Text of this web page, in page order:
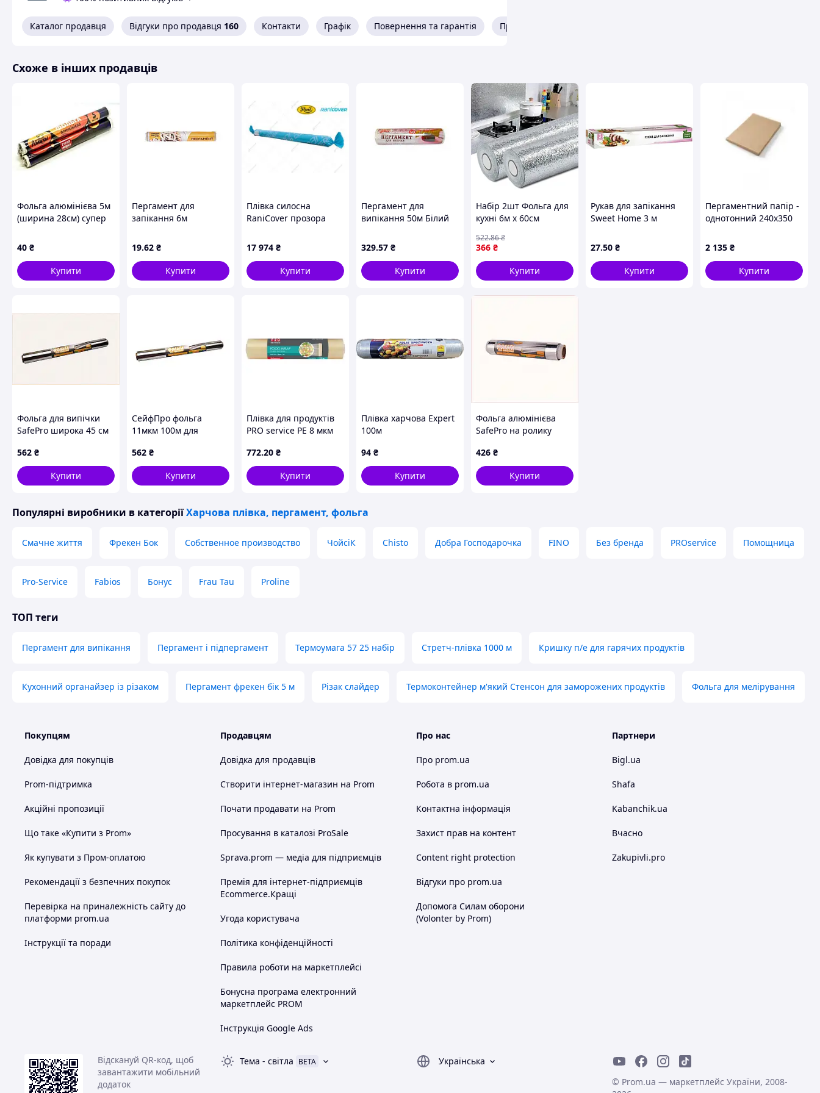
Каталог продавця Відгуки про продавця 160 Контакти Графік Повернення та гарантія Про продавця
Схоже в інших продавців
Фольга алюмінієва 5м
(ширина 28см) супер
40 ₴
Купити
Пергамент для
запікання 6м
втулки (ширина 28см)
ТМ Смачне Життя
19.62 ₴
Купити
Плівка силосна
RaniCover прозора
Артикул 14665
17 974 ₴
Купити
Пергамент для
випікання 50м Білий
ЗРУЧНІ ДРІБНИЦІ
329.57 ₴
Купити
Набір 2шт Фольга для
кухні 6м х 60см
стікер для захисту стін
і плити від жирових
бризок
366 ₴
522.86₴
Купити
Рукав для запікання
Sweet Home 3 м
27.50 ₴
Купити
Пергаментний папір -
однотонний 240x350
2 135 ₴
Купити
Фольга для випічки
SafePro широка 45 см
B163T380E
562 ₴
Купити
СейфПро фольга
11мкм 100м для
16M33ET80
562 ₴
Купити
Плівка для продуктів
PRO service PE 8 мкм
(4823071629644) MDR
772.20 ₴
Купити
Плівка харчова Expert
100м
94 ₴
Купити
Фольга алюмінієва
SafePro на ролику
(71004), 2KCB480943
426 ₴
Купити
Популярні виробники в категоріїХарчова плівка, пергамент, фольга
Смачне життя Фрекен Бок Собственное производство ЧойсіК Chisto Добра Господарочка FINO Без бренда PROservice Помощница
Pro-Service Fabios Бонус Frau Tau Proline
ТОП теги
Пергамент для випікання Пергамент і підпергамент Термоумага 57 25 набір Стретч-плівка 1000 м Кришку п/е для гарячих продуктів
Кухонний органайзер із різаком Пергамент фрекен бік 5 м Різак слайдер Термоконтейнер м'який Стенсон для заморожених продуктів Фольга для мелірування
Покупцям
Довідка для покупців
Prom-підтримка
Акційні пропозиції
Що таке «Купити з Prom»
Як купувати з Пром-оплатою
Рекомендації з безпечних покупок
Перевірка на приналежність сайту до
платформи prom.ua
Інструкції та поради
Продавцям
Довідка для продавців
Створити інтернет-магазин на Prom
Почати продавати на Prom
Просування в каталозі ProSale
Sprava.prom — медіа для підприємців
Премія для інтернет-підприємців
Ecommerce.Кращі
Угода користувача
Політика конфіденційності
Правила роботи на маркетплейсі
Бонусна програма електронний
маркетплейс PROM
Інструкція Google Ads
Про нас
Про prom.ua
Робота в prom.ua
Контактна інформація
Захист прав на контент
Content right protection
Відгуки про prom.ua
Допомога Силам оборони
(Volonter by Prom)
Партнери
Bigl.ua
Shafa
Kabanchik.ua
Вчасно
Zakupivli.pro
Відскануй QR-код, щоб
завантажити мобільний
додаток
Тема - світла BETA
Українська
© Prom.ua — маркетплейс України, 2008-